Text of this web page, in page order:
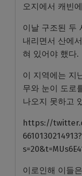
오지에서 캐빈
이날 구조된 두
내리면서 산에
혀 있어야 했다.
이 지역에는 지
무와 눈이 도로
나오지 못하고
https://
6610130214913?
이로인해 이들